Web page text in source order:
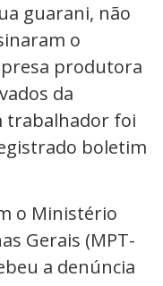
guarani, não
o
produtora
da
trabalhador foi
boletim
o Ministério
Gerais (MPT-
a denúncia